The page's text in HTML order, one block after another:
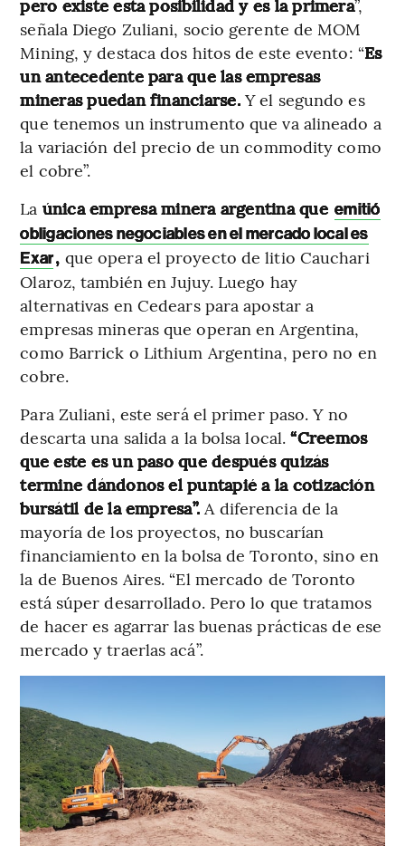
pero existe esta posibilidad y es la primera”,
señala Diego Zuliani, socio gerente de MOM
Mining, y destaca dos hitos de este evento: “Es
un antecedente para que las empresas
mineras puedan financiarse.Y el segundo es
que tenemos un instrumento que va alineado a
la variación del precio de un commodity como
el cobre”.
La única empresa minera argentina que emitió
obligaciones negociables en el mercado local es
Exar, que opera el proyecto de litio Cauchari
Olaroz, también en Jujuy. Luego hay
alternativas en Cedears para apostar a
empresas mineras que operan en Argentina,
como Barrick o Lithium Argentina, pero no en
cobre.
Para Zuliani, este será el primer paso. Y no
descarta una salida a la bolsa local. “Creemos
que este es un paso que después quizás
termine dándonos el puntapié a la cotización
bursátil de la empresa”.A diferencia de la
mayoría de los proyectos, no buscarían
financiamiento en la bolsa de Toronto, sino en
la de Buenos Aires. “El mercado de Toronto
está súper desarrollado. Pero lo que tratamos
de hacer es agarrar las buenas prácticas de ese
mercado y traerlas acá”.